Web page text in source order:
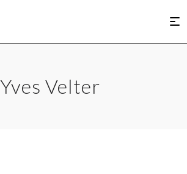
Yves Velter